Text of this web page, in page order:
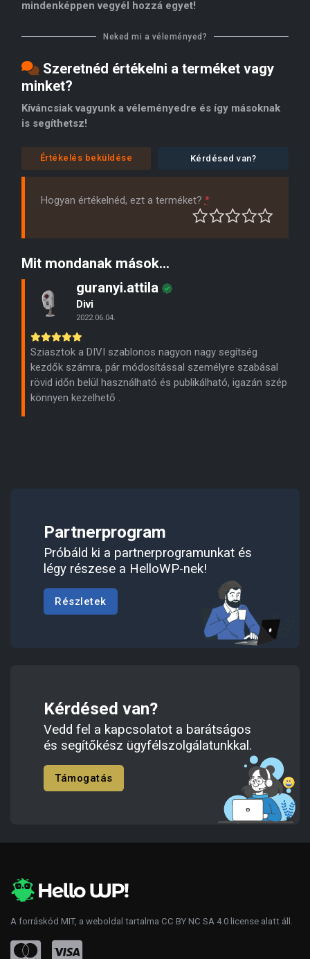
mindenképpen vegyél hozzá egyet!
Neked mi a véleményed?
Szeretnéd értékelni a terméket vagy
minket?
Kíváncsiak vagyunk a véleményedre és így másoknak
is segíthetsz!
Értékelés beküldése Kérdésed van?
Hogyan értékelnéd, ezt a terméket? *
Mit mondanak mások...
guranyi.attila
Divi
2022.06.04.
Sziasztok a DIVI szablonos nagyon nagy segítség
kezdők számra, pár módosítással személyre szabásal
rövid időn belül használható és publikálható, igazán szép
könnyen kezelhető .
Partnerprogram
Próbáld ki a partnerprogramunkat és
légy részese a HelloWP-nek!
Részletek
Kérdésed van?
Vedd fel a kapcsolatot a barátságos
és segítőkész ügyfélszolgálatunkkal.
Támogatás
A forráskód MIT, a weboldal tartalma CC BY NC SA 4.0 license alatt áll.